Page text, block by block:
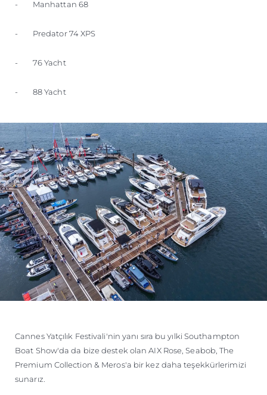
- Manhattan 68
- Predator 74 XPS
- 76 Yacht
- 88 Yacht
Cannes Yatçılık Festivali'nin yanı sıra bu yılki Southampton
Boat Show'da da bize destek olan AIX Rose, Seabob, The
Premium Collection & Meros'a bir kez daha teşekkürlerimizi
sunarız.